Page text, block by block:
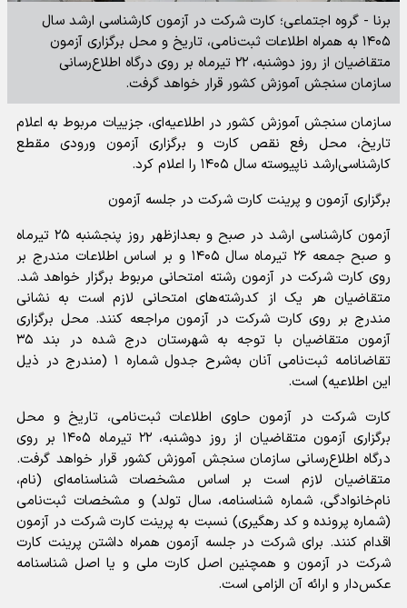
برنا - گروه اجتماعی؛ کارت شرکت در آزمون کارشناسی ارشد سال
۱۴۰۵ به همراه اطلاعات ثبت‌نامی، تاریخ و محل برگزاری آزمون
متقاضیان از روز دوشنبه، ۲۲ تیرماه بر روی درگاه اطلاع‌رسانی
سازمان سنجش آموزش کشور قرار خواهد گرفت.
سازمان سنجش آموزش کشور در اطلاعیه‌ای، جزییات مربوط به اعلام
تاریخ‌، محل‌ رفع نقص کارت و برگزاری‌ آزمون‌ ورودی مقطع
کارشناسی‌ارشد ناپیوسته‌ سال‌ ۱۴۰۵ را اعلام کرد.
برگزاری آزمون و پرینت کارت شرکت در جلسه آزمون
آزمون کارشناسی ارشد در صبح و بعدازظهر روز پنجشنبه ۲۵ تیرماه
و صبح جمعه ۲۶ تیرماه سال ۱۴۰۵ و بر اساس اطلاعات مندرج بر
روی کارت شرکت در آزمون رشته امتحانی مربوط برگزار خواهد شد.
متقاضیان هر یک‌ از کدرشته‌های امتحانی‌ لازم‌ است‌ به نشانی
مندرج بر روی کارت شرکت در آزمون مراجعه کنند. محل برگزاری
آزمون متقاضیان با توجه به شهرستان درج شده در بند ۳۵
تقاضانامه ثبت‌نامی آنان به‌شرح جدول شماره ۱ (مندرج در ذیل
این اطلاعیه) است.
کارت شرکت در آزمون حاوی اطلاعات ثبت‌نامی، تاریخ و محل
برگزاری آزمون متقاضیان از روز دوشنبه، ۲۲ تیرماه ۱۴۰۵ بر روی
درگاه اطلاع‌رسانی سازمان سنجش آموزش کشور قرار خواهد گرفت.
متقاضیان لازم است بر اساس مشخصات شناسنامه‌ای (نام‌،
نام‌خانوادگی، شماره شناسنامه، سال تولد) و مشخصات ثبت‌نامی
(شماره پرونده و کد رهگیری) نسبت به پرینت کارت شرکت در آزمون
اقدام کنند. برای شرکت در جلسه آزمون همراه داشتن پرینت کارت
شرکت در آزمون و همچنین اصل کارت ملی و یا اصل شناسنامه
عکس‌دار و ارائه آن الزامی است.